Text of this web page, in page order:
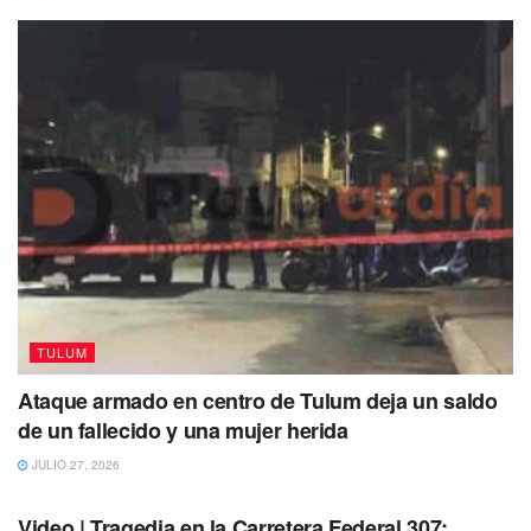
enfermedad degenerativa, como cáncer o VIH.
El español portaba un reloj Casio en su muñeca y anunció
que la King´s League hizo un acuerdo con Casio y que
regalará relojes para todos sus presidentes.
“Por cierto, Casio nos ha dado estos relojes.
Hemos llegado a un acuerdo con Casio, la
King’s League ha llegado a un acuerdo con
Casio”, dijo en medio de las risas y sorpresa
de los asistentes quienes le preguntaron si
TULUM
Ataque armado en centro de Tulum deja un saldo
de un fallecido y una mujer herida
JULIO 27, 2026